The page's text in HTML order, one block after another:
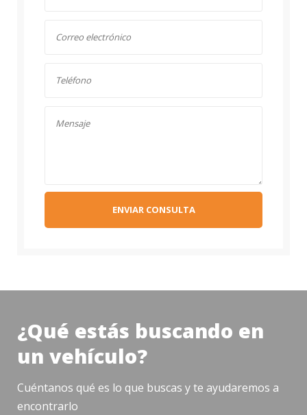
ENVIAR CONSULTA
¿Qué estás buscando en
un vehículo?
Cuéntanos qué es lo que buscas y te ayudaremos a
encontrarlo